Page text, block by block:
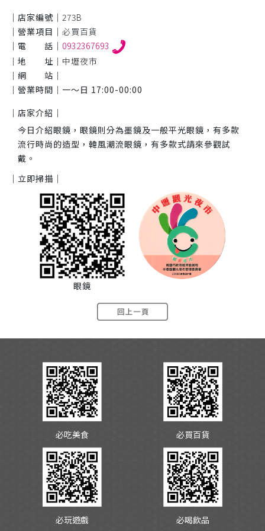
｜店家編號｜ 273B
｜營業項目｜ 必買百貨
｜電 話｜ 0932367693
｜地 址｜ 中壢夜市
｜網 站｜
｜營業時間｜ 一～日 17:00-00:00
｜店家介紹｜
今日介紹眼鏡，眼鏡則分為墨鏡及一般平光眼鏡，有多款
流行時尚的造型，韓風潮流眼鏡，有多款式請來參觀試
戴。
｜立即掃描｜
眼鏡
必吃美食 必買百貨
必玩遊戲 必喝飲品